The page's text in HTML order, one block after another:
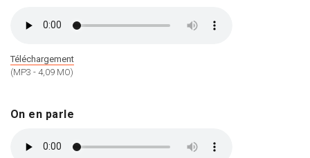
Téléchargement
(MP3 - 4,09 MO)
On en parle